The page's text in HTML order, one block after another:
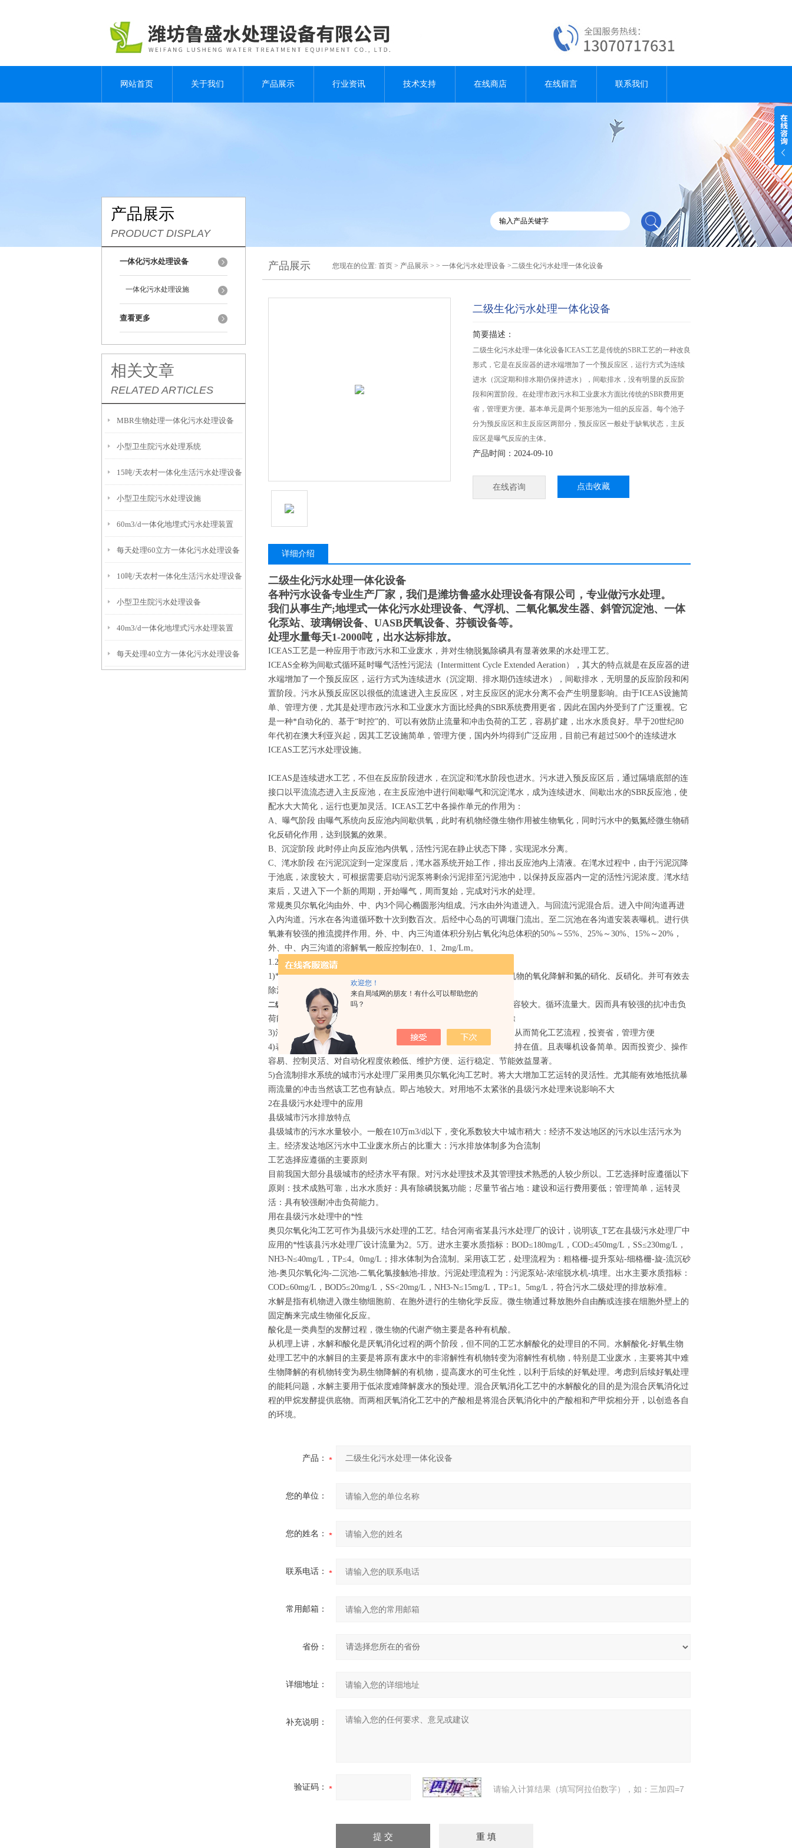
欢迎您！
来自局域网的朋友！有什么可以帮助您的
吗？
网站首页 关于我们 产品展示 行业资讯 技术支持 在线商店 在线留言 联系我们
产品展示
PRODUCT DISPLAY
一体化污水处理设备
一体化污水处理设施
查看更多
相关文章
RELATED ARTICLES
MBR生物处理一体化污水处理设备
小型卫生院污水处理系统
15吨/天农村一体化生活污水处理设备
小型卫生院污水处理设施
60m3/d一体化地埋式污水处理装置
每天处理60立方一体化污水处理设备
10吨/天农村一体化生活污水处理设备
小型卫生院污水处理设备
40m3/d一体化地埋式污水处理装置
每天处理40立方一体化污水处理设备
产品展示 您现在的位置: 首页 > 产品展示 > > 一体化污水处理设备 >二级生化污水处理一体化设备
二级生化污水处理一体化设备
简要描述：
二级生化污水处理一体化设备ICEAS工艺是传统的SBR工艺的一种改良
形式，它是在反应器的进水端增加了一个预反应区，运行方式为连续
进水（沉淀期和排水期仍保持进水），间歇排水，没有明显的反应阶
段和闲置阶段。在处理市政污水和工业废水方面比传统的SBR费用更
省，管理更方便。基本单元是两个矩形池为一组的反应器。每个池子
分为预反应区和主反应区两部分，预反应区一般处于缺氧状态，主反
应区是曝气反应的主体。
产品时间：2024-09-10
在线咨询 点击收藏
详细介绍
二级生化污水处理一体化设备
各种污水设备专业生产厂家，我们是潍坊鲁盛水处理设备有限公司，专业做污水处理。
我们从事生产;地埋式一体化污水处理设备、气浮机、二氧化氯发生器、斜管沉淀池、一体
化泵站、玻璃钢设备、UASB厌氧设备、芬顿设备等。
处理水量每天1-2000吨，出水达标排放。
ICEAS工艺是一种应用于市政污水和工业废水，并对生物脱氮除磷具有显著效果的水处理工艺。
ICEAS全称为间歇式循环延时曝气活性污泥法（Intermittent Cycle Extended Aeration），其大的特点就是在反应器的进
水端增加了一个预反应区，运行方式为连续进水（沉淀期、排水期仍连续进水），间歇排水，无明显的反应阶段和闲
置阶段。污水从预反应区以很低的流速进入主反应区，对主反应区的泥水分离不会产生明显影响。由于ICEAS设施简
单、管理方便，尤其是处理市政污水和工业废水方面比经典的SBR系统费用更省，因此在国内外受到了广泛重视。它
是一种*自动化的、基于“时控”的、可以有效防止流量和冲击负荷的工艺，容易扩建，出水水质良好。早于20世纪80
年代初在澳大利亚兴起，因其工艺设施简单，管理方便，国内外均得到广泛应用，目前已有超过500个的连续进水
ICEAS工艺污水处理设施。
ICEAS是连续进水工艺，不但在反应阶段进水，在沉淀和滗水阶段也进水。污水进入预反应区后，通过隔墙底部的连
接口以平流流态进入主反应池，在主反应池中进行间歇曝气和沉淀滗水，成为连续进水、间歇出水的SBR反应池，使
配水大大简化，运行也更加灵活。ICEAS工艺中各操作单元的作用为：
A、曝气阶段 由曝气系统向反应池内间歇供氧，此时有机物经微生物作用被生物氧化，同时污水中的氨氮经微生物硝
化反硝化作用，达到脱氮的效果。
B、沉淀阶段 此时停止向反应池内供氧，活性污泥在静止状态下降，实现泥水分离。
C、滗水阶段 在污泥沉淀到一定深度后，滗水器系统开始工作，排出反应池内上清液。在滗水过程中，由于污泥沉降
于池底，浓度较大，可根据需要启动污泥泵将剩余污泥排至污泥池中，以保持反应器内一定的活性污泥浓度。滗水结
束后，又进入下一个新的周期，开始曝气，周而复始，完成对污水的处理。
常规奥贝尔氧化沟由外、中、内3个同心椭圆形沟组成。污水由外沟道进入。与回流污泥混合后。进入中间沟道再进
入内沟道。污水在各沟道循环数十次到数百次。后经中心岛的可调堰门流出。至二沉池在各沟道安装表曝机。进行供
氧兼有较强的推流搅拌作用。外、中、内三沟道体积分别占氧化沟总体积的50%～55%、25%～30%、15%～20%，
外、中、内三沟道的溶解氧一般应控制在0、1、2mg/Lm。
1.2特点
1)*的外、中、内沟道0、1、2mg/L溶解氧分布形式。可同时进行有机物的氧化降解和氮的硝化、反硝化。并可有效去
除污水中的磷，出水水质好。
二级生化污水处理一体化设备有推流式和*混合式两种流态的优点。且池容较大。循环流量大。因而具有较强的抗冲击负
荷能力。并可减少污泥膨胀现象的发生。有利于难降解有机物的去除
3)污泥龄较长。使污泥量较少并趋于好氧稳定、可不设污泥消化池。从而简化工艺流程，投资省，管理方便
4)表曝机的使用可调节工艺系统的供氧能力，不仅使池内溶解氧值保持在值。且表曝机设备简单。因而投资少、操作
容易、控制灵活、对自动化程度依赖低、维护方便、运行稳定、节能效益显著。
5)合流制排水系统的城市污水处理厂采用奥贝尔氧化沟工艺时。将大大增加工艺运转的灵活性。尤其能有效地抵抗暴
雨流量的冲击当然该工艺也有缺点。即占地较大。对用地不太紧张的县级污水处理来说影响不大
2在县级污水处理中的应用
县级城市污水排放特点
县级城市的污水水量较小。一般在10万m3/d以下，变化系数较大中城市稍大：经济不发达地区的污水以生活污水为
主。经济发达地区污水中工业废水所占的比重大：污水排放体制多为合流制
工艺选择应遵循的主要原则
目前我国大部分县级城市的经济水平有限。对污水处理技术及其管理技术熟悉的人较少所以。工艺选择时应遵循以下
原则：技术成熟可靠，出水水质好：具有除磷脱氮功能；尽量节省占地：建设和运行费用要低；管理简单，运转灵
活：具有较强耐冲击负荷能力。
用在县级污水处理中的*性
奥贝尔氧化沟工艺可作为县级污水处理的工艺。结合河南省某县污水处理厂的设计，说明该_T艺在县级污水处理厂中
应用的*性该县污水处理厂设计流量为2。5万。进水主要水质指标：BOD≤180mg/L，COD≤450mg/L，SS≤230mg/L，
NH3-N≤40mg/L，TP≤4。0mg/L；排水体制为合流制。采用该工艺，处理流程为：粗格栅-提升泵站-细格栅-旋-流沉砂
池-奥贝尔氧化沟-二沉池-二氧化氯接触池-排放。污泥处理流程为：污泥泵站-浓缩脱水机-填埋。出水主要水质指标：
COD≤60mg/L，BOD5≤20mg/L，SS<20mg/L，NH3-N≤15mg/L，TP≤1。5mg/L，符合污水二级处理的排放标准。
水解是指有机物进入微生物细胞前、在胞外进行的生物化学反应。微生物通过释放胞外自由酶或连接在细胞外壁上的
固定酶来完成生物催化反应。
酸化是一类典型的发酵过程，微生物的代谢产物主要是各种有机酸。
从机理上讲，水解和酸化是厌氧消化过程的两个阶段，但不同的工艺水解酸化的处理目的不同。水解酸化-好氧生物
处理工艺中的水解目的主要是将原有废水中的非溶解性有机物转变为溶解性有机物，特别是工业废水，主要将其中难
生物降解的有机物转变为易生物降解的有机物，提高废水的可生化性，以利于后续的好氧处理。考虑到后续好氧处理
的能耗问题，水解主要用于低浓度难降解废水的预处理。混合厌氧消化工艺中的水解酸化的目的是为混合厌氧消化过
程的甲烷发酵提供底物。而两相厌氧消化工艺中的产酸相是将混合厌氧消化中的产酸相和产甲烷相分开，以创造各自
的环境。
产品：
您的单位：
您的姓名：
联系电话：
常用邮箱：
省份：
详细地址：
补充说明：
验证码： 请输入计算结果（填写阿拉伯数字），如：三加四=7